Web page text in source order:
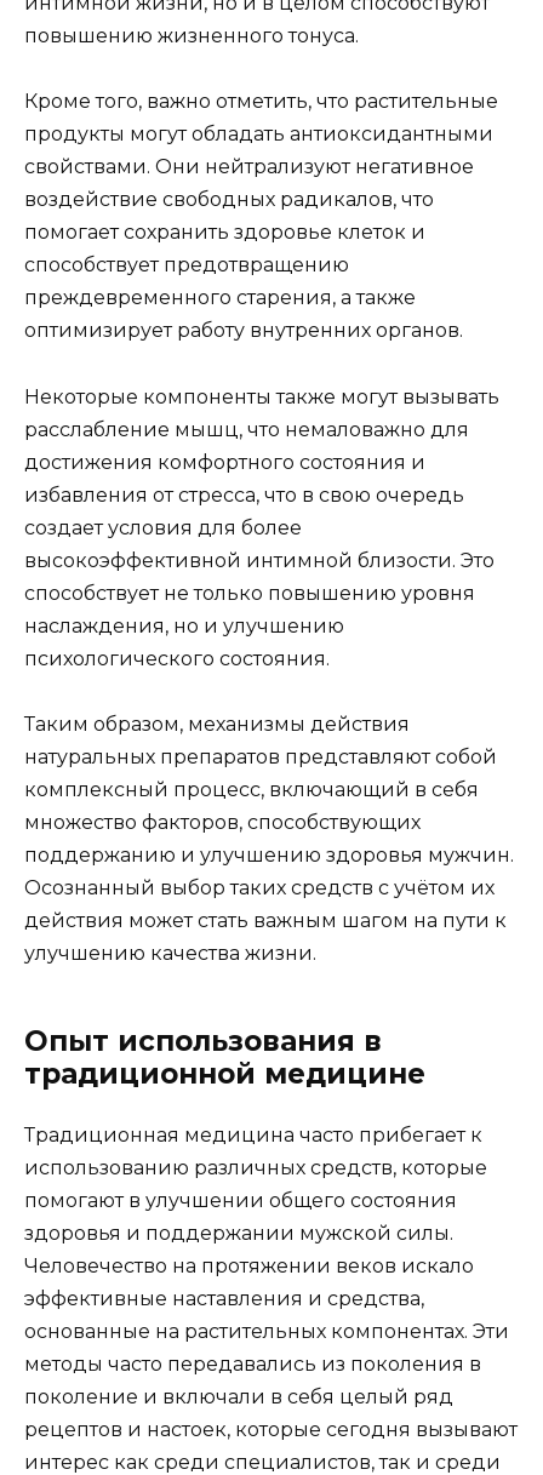
повышению жизненного тонуса.
Кроме того, важно отметить, что растительные
продукты могут обладать антиоксидантными
свойствами. Они нейтрализуют негативное
воздействие свободных радикалов, что
помогает сохранить здоровье клеток и
способствует предотвращению
преждевременного старения, а также
оптимизирует работу внутренних органов.
Некоторые компоненты также могут вызывать
расслабление мышц, что немаловажно для
достижения комфортного состояния и
избавления от стресса, что в свою очередь
создает условия для более
высокоэффективной интимной близости. Это
способствует не только повышению уровня
наслаждения, но и улучшению
психологического состояния.
Таким образом, механизмы действия
натуральных препаратов представляют собой
комплексный процесс, включающий в себя
множество факторов, способствующих
поддержанию и улучшению здоровья мужчин.
Осознанный выбор таких средств с учётом их
действия может стать важным шагом на пути к
улучшению качества жизни.
Опыт использования в
традиционной медицине
Традиционная медицина часто прибегает к
использованию различных средств, которые
помогают в улучшении общего состояния
здоровья и поддержании мужской силы.
Человечество на протяжении веков искало
эффективные наставления и средства,
основанные на растительных компонентах. Эти
методы часто передавались из поколения в
поколение и включали в себя целый ряд
рецептов и настоек, которые сегодня вызывают
интерес как среди специалистов, так и среди